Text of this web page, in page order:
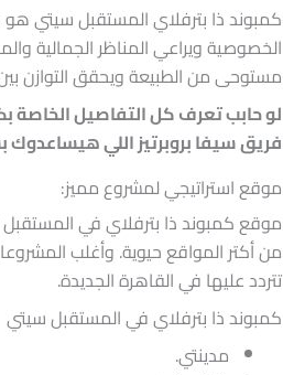
كمبوند ذا بترفلاي المستقبل سيتي
الخصوصية ويراعي المناظر الجمالية
مستوحى من الطبيعة ويحقق التوازن
لو حابب تعرف كل التفاصيل الخاصة
فريق سيفا بروبرتيز اللي هيساعدوك
موقع استراتيجي لمشروع مميز:
موقع كمبوند ذا بترفلاي في
من أكتر المواقع حيوية. وأغلب
تتردد عليها في القاهرة الجديدة.
كمبوند ذا بترفلاي في المستقبل
مدينتي.